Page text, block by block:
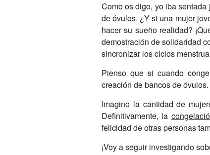
Como os digo, yo iba
de óvulos. ¿Y si una mujer
hacer su sueño realidad?
demostración de solidaridad
sincronizar los ciclos
Pienso que si cuando
creación de bancos de
Imagino la cantidad de
Definitivamente, la
felicidad de otras personas
¡Voy a seguir investigando